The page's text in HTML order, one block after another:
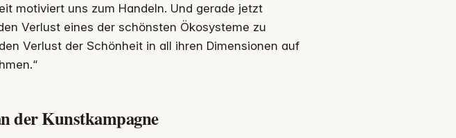
motiviert uns zum Handeln. Und gerade jetzt
Verlust eines der schönsten Ökosysteme zu
Verlust der Schönheit in all ihren Dimensionen auf
der Kunstkampagne